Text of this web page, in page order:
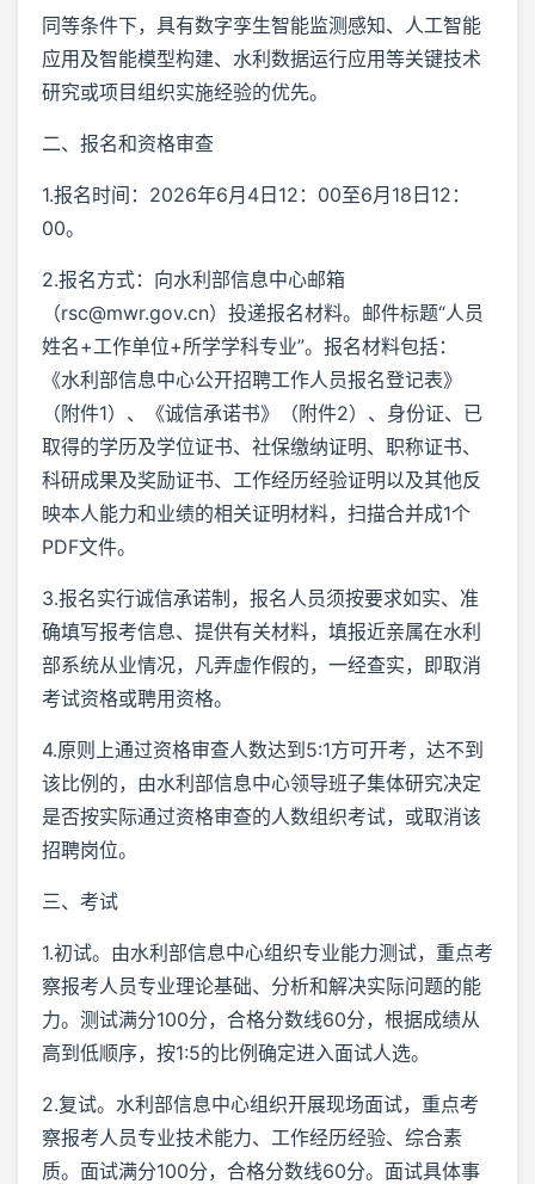
同等条件下，具有数字孪生智能监测感知、人工智能
应用及智能模型构建、水利数据运行应用等关键技术
研究或项目组织实施经验的优先。
二、报名和资格审查
1.报名时间：2026年6月4日12：00至6月18日12：
00。
2.报名方式：向水利部信息中心邮箱
（rsc@mwr.gov.cn）投递报名材料。邮件标题“人员
姓名+工作单位+所学学科专业”。报名材料包括：
《水利部信息中心公开招聘工作人员报名登记表》
（附件1）、《诚信承诺书》（附件2）、身份证、已
取得的学历及学位证书、社保缴纳证明、职称证书、
科研成果及奖励证书、工作经历经验证明以及其他反
映本人能力和业绩的相关证明材料，扫描合并成1个
PDF文件。
3.报名实行诚信承诺制，报名人员须按要求如实、准
确填写报考信息、提供有关材料，填报近亲属在水利
部系统从业情况，凡弄虚作假的，一经查实，即取消
考试资格或聘用资格。
4.原则上通过资格审查人数达到5:1方可开考，达不到
该比例的，由水利部信息中心领导班子集体研究决定
是否按实际通过资格审查的人数组织考试，或取消该
招聘岗位。
三、考试
1.初试。由水利部信息中心组织专业能力测试，重点考
察报考人员专业理论基础、分析和解决实际问题的能
力。测试满分100分，合格分数线60分，根据成绩从
高到低顺序，按1:5的比例确定进入面试人选。
2.复试。水利部信息中心组织开展现场面试，重点考
察报考人员专业技术能力、工作经历经验、综合素
质。面试满分100分，合格分数线60分。面试具体事